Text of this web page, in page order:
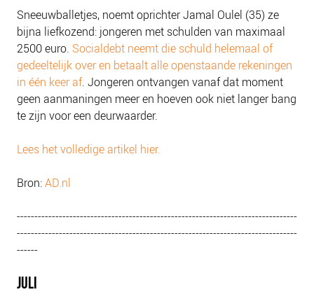
OVER ONS
VISIE EN MISSIE
HET TEAM
ONZE PARTNERS
VACATURES
IN DE MEDIA
OVER NCFG
NIEUWS
Sneeuwballetjes, noemt oprichter Jamal Oulel (35) ze
bijna liefkozend: jongeren met schulden van maximaal
2500 euro. Socialdebt neemt die schuld helemaal of
gedeeltelijk over en betaalt alle openstaande rekeningen
in één keer af. Jongeren ontvangen vanaf dat moment
geen aanmaningen meer en hoeven ook niet langer bang
te zijn voor een deurwaarder.
Lees het volledige artikel hier.
Bron:AD.nl
--------------------------------------------------------------------------------
--------------------------------------------------------------------------------
------
JULI